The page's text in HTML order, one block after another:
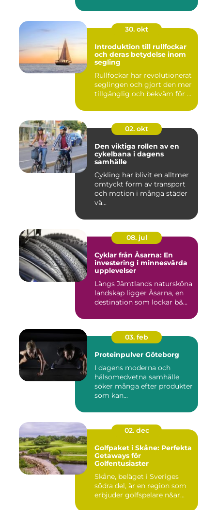
30. okt
Introduktion till rullfockar
och deras betydelse inom
segling
Rullfockar har revolutionerat
seglingen och gjort den mer
tillgänglig och bekväm för ...
02. okt
Den viktiga rollen av en
cykelbana i dagens
samhälle
Cykling har blivit en alltmer
omtyckt form av transport
och motion i många städer
vä...
08. jul
Cyklar från Åsarna: En
investering i minnesvärda
upplevelser
Längs Jämtlands natursköna
landskap ligger Åsarna, en
destination som lockar b&...
03. feb
Proteinpulver Göteborg
I dagens moderna och
hälsomedvetna samhälle
söker många efter produkter
som kan...
02. dec
Golfpaket i Skåne: Perfekta
Getaways för
Golfentusiaster
Skåne, beläget i Sveriges
södra del, är en region som
erbjuder golfspelare n&ar...